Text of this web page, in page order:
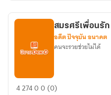
เดิน
ชีวิต
ไม่
เคย
สมร
สมรศรีเพื่อนรัก
อดีต ปัจจุบัน อนาคต
คนจะรวยช่วยไม่ได้
427400 (0)